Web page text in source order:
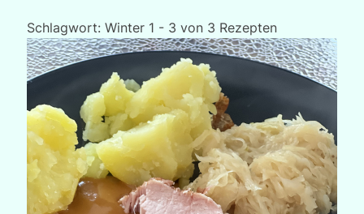
Schlagwort: Winter 1 - 3 von 3 Rezepten